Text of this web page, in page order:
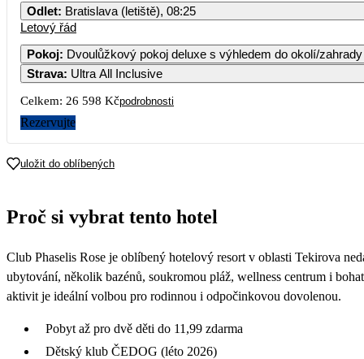
Odlet: Bratislava (letiště), 08:25
Letový řád
Pokoj: Dvoulůžkový pokoj deluxe s výhledem do okolí/zahrady
Strava: Ultra All Inclusive
Celkem: 26 598 Kčpodrobnosti
Rezervujte
uložit do oblíbených
Proč si vybrat tento hotel
Club Phaselis Rose je oblíbený hotelový resort v oblasti Tekirova
ubytování, několik bazénů, soukromou pláž, wellness centrum i
aktivit je ideální volbou pro rodinnou i odpočinkovou dovolenou.
Pobyt až pro dvě děti do 11,99 zdarma
Dětský klub ČEDOG (léto 2026)